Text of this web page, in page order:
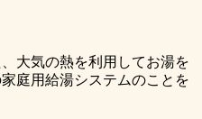
大気の熱を利用してお湯を
庭用給湯システムのことを